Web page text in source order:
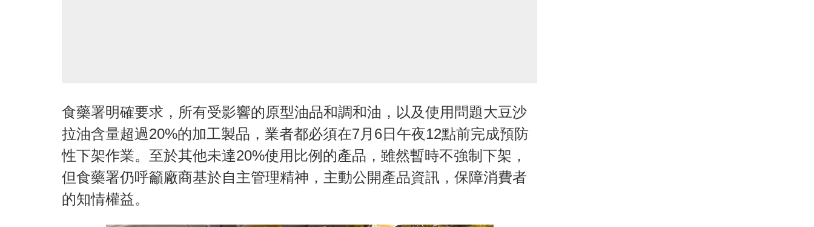
食藥署明確要求，所有受影響的原型油品和調和油，以及使用問題大豆沙
拉油含量超過20%的加工製品，業者都必須在7月6日午夜12點前完成預防
性下架作業。至於其他未達20%使用比例的產品，雖然暫時不強制下架，
但食藥署仍呼籲廠商基於自主管理精神，主動公開產品資訊，保障消費者
的知情權益。